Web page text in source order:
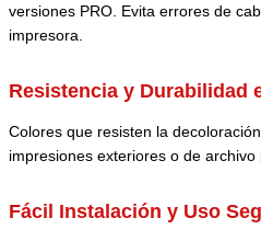
versiones PRO. Evita errores de
impresora.
Resistencia y Durabilidad
Colores que resisten la
impresiones exteriores o de archivo
Fácil Instalación y Uso